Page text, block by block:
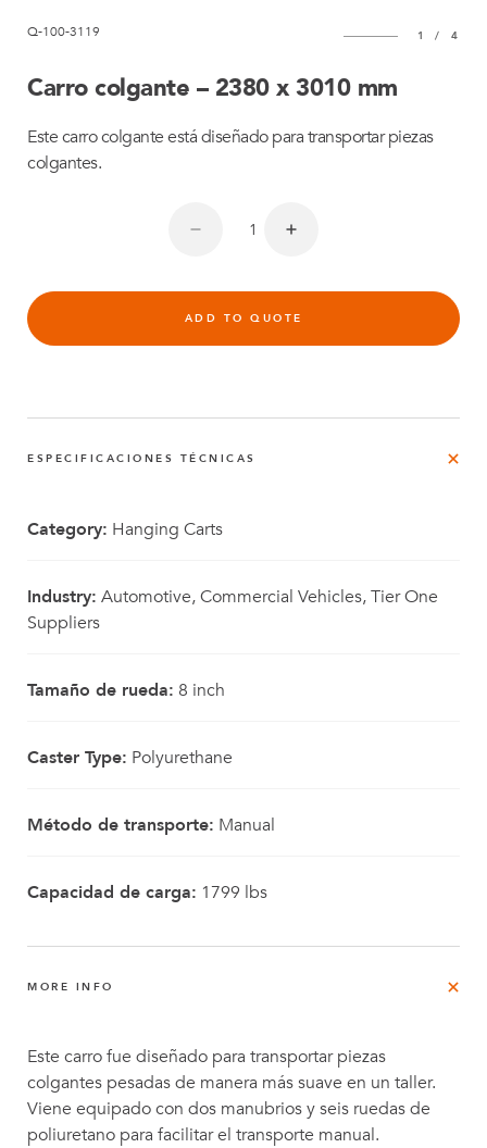
Q-100-3119 1 / 4
Carro colgante – 2380 x 3010 mm
Este carro colgante está diseñado para transportar piezas
colgantes.
ADD TO QUOTE
ESPECIFICACIONES TÉCNICAS
Category: Hanging Carts
Industry: Automotive, Commercial Vehicles, Tier One
Suppliers
Tamaño de rueda: 8 inch
Caster Type: Polyurethane
Método de transporte: Manual
Capacidad de carga: 1799 lbs
MORE INFO
Este carro fue diseñado para transportar piezas
colgantes pesadas de manera más suave en un taller.
Viene equipado con dos manubrios y seis ruedas de
poliuretano para facilitar el transporte manual.